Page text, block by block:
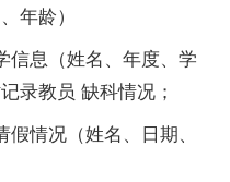
年龄）
息（姓名、年度、学
录教员 缺科情况；
情况（姓名、日期、